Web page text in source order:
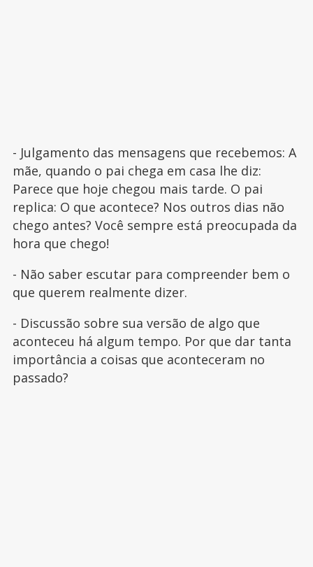
- Julgamento das mensagens que recebemos: A
mãe, quando o pai chega em casa lhe diz:
Parece que hoje chegou mais tarde. O pai
replica: O que acontece? Nos outros dias não
chego antes? Você sempre está preocupada da
hora que chego!
- Não saber escutar para compreender bem o
que querem realmente dizer.
- Discussão sobre sua versão de algo que
aconteceu há algum tempo. Por que dar tanta
importância a coisas que aconteceram no
passado?